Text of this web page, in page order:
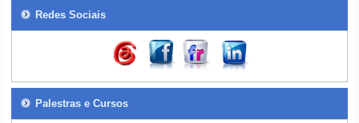
Redes Sociais
Palestras e Cursos